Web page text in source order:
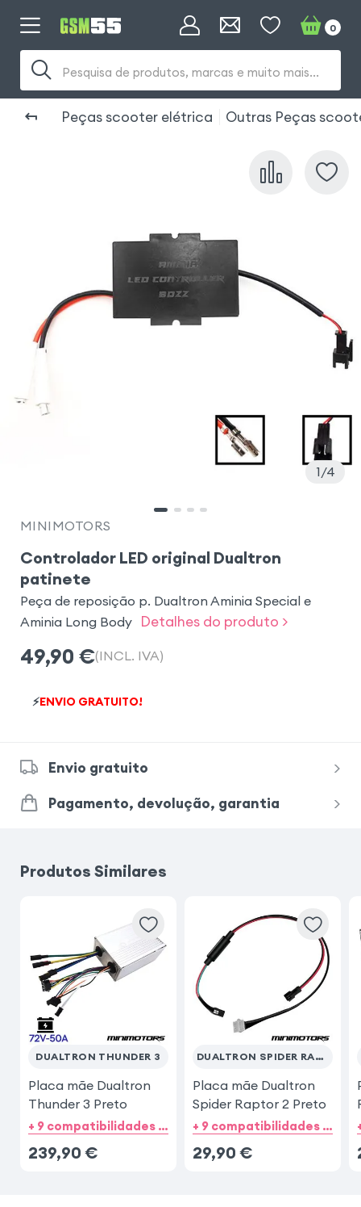
Pesquisa de produtos, marcas e muito mais...
0
Peças scooter elétrica Outras Peças
1 4
MINIMOTORS
Controlador LED original Dualtron
patinete
Peça de reposição p. Dualtron Aminia Special e
Aminia Long Body
Detalhes do produto >
49,90 €(INCL. IVA)
⚡ENVIO GRATUITO!
Envio gratuito
Pagamento, devolução, garantia
Produtos Similares
DUALTRON THUNDER 3
Placa mãe Dualtron
Thunder 3 Preto
+ 9 compatibilidades de categorias
239,90 €
DUALTRON SPIDER RAPTOR 2
Placa mãe Dualtron
Spider Raptor 2 Preto
+ 9 compatibilidades de categorias
29,90 €